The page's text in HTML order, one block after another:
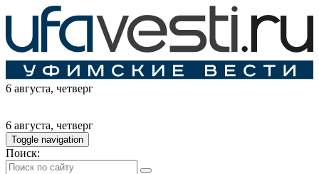
6 августа, четверг
6 августа, четверг
Toggle navigation
Поиск: